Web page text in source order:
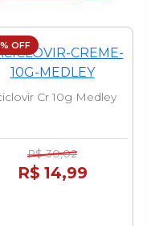
OFF
Cr 10g Medley
R$ 30,02
R$ 14,99